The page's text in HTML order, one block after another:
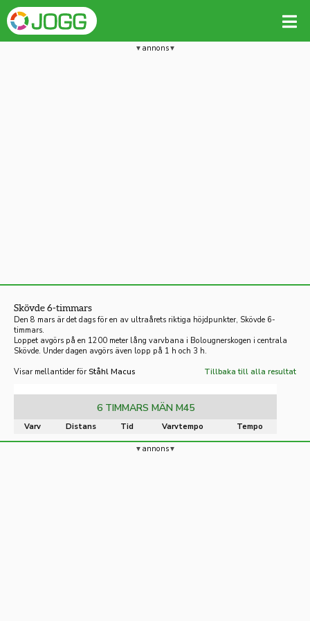
annons
Skövde 6-timmars
Den 8 mars är det dags för en av ultraårets riktiga höjdpunkter, Skövde 6-
timmars.
Loppet avgörs på en 1200 meter lång varvbana i Bolougnerskogen i centrala
Skövde. Under dagen avgörs även lopp på 1 h och 3 h.
Visar mellantider för Ståhl Macus Tillbaka till alla resultat
6 TIMMARS MÄN M45
Varv Distans Tid Varvtempo Tempo
annons